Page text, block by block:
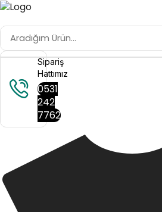
Sipariş
Hattımız
0531
242
7762